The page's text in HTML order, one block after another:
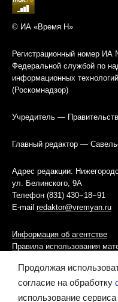
© ИА «Время Н»
Регистрационный номер
Федеральной службой по
информационных
(Роскомнадзор)
Учредитель —
Главный редактор —
Адрес редакции:
ул. Белинского, 9А
Телефон (831) 430−18−91
E-mail redaktor@vremyan.ru
Информация об агентстве
Правила использования
Информационная политика
Продолжая
согласие на обработку
использование